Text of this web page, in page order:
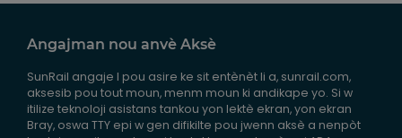
Angajman nou anvè Aksè
SunRail angaje l pou asire ke sit entènèt li a, sunrail.com,
aksesib pou tout moun, menm moun ki andikape yo. Si w
itilize teknoloji asistans tankou yon lektè ekran, yon ekran
Bray, oswa TTY epi w gen difikilte pou jwenn aksè a nenpòt